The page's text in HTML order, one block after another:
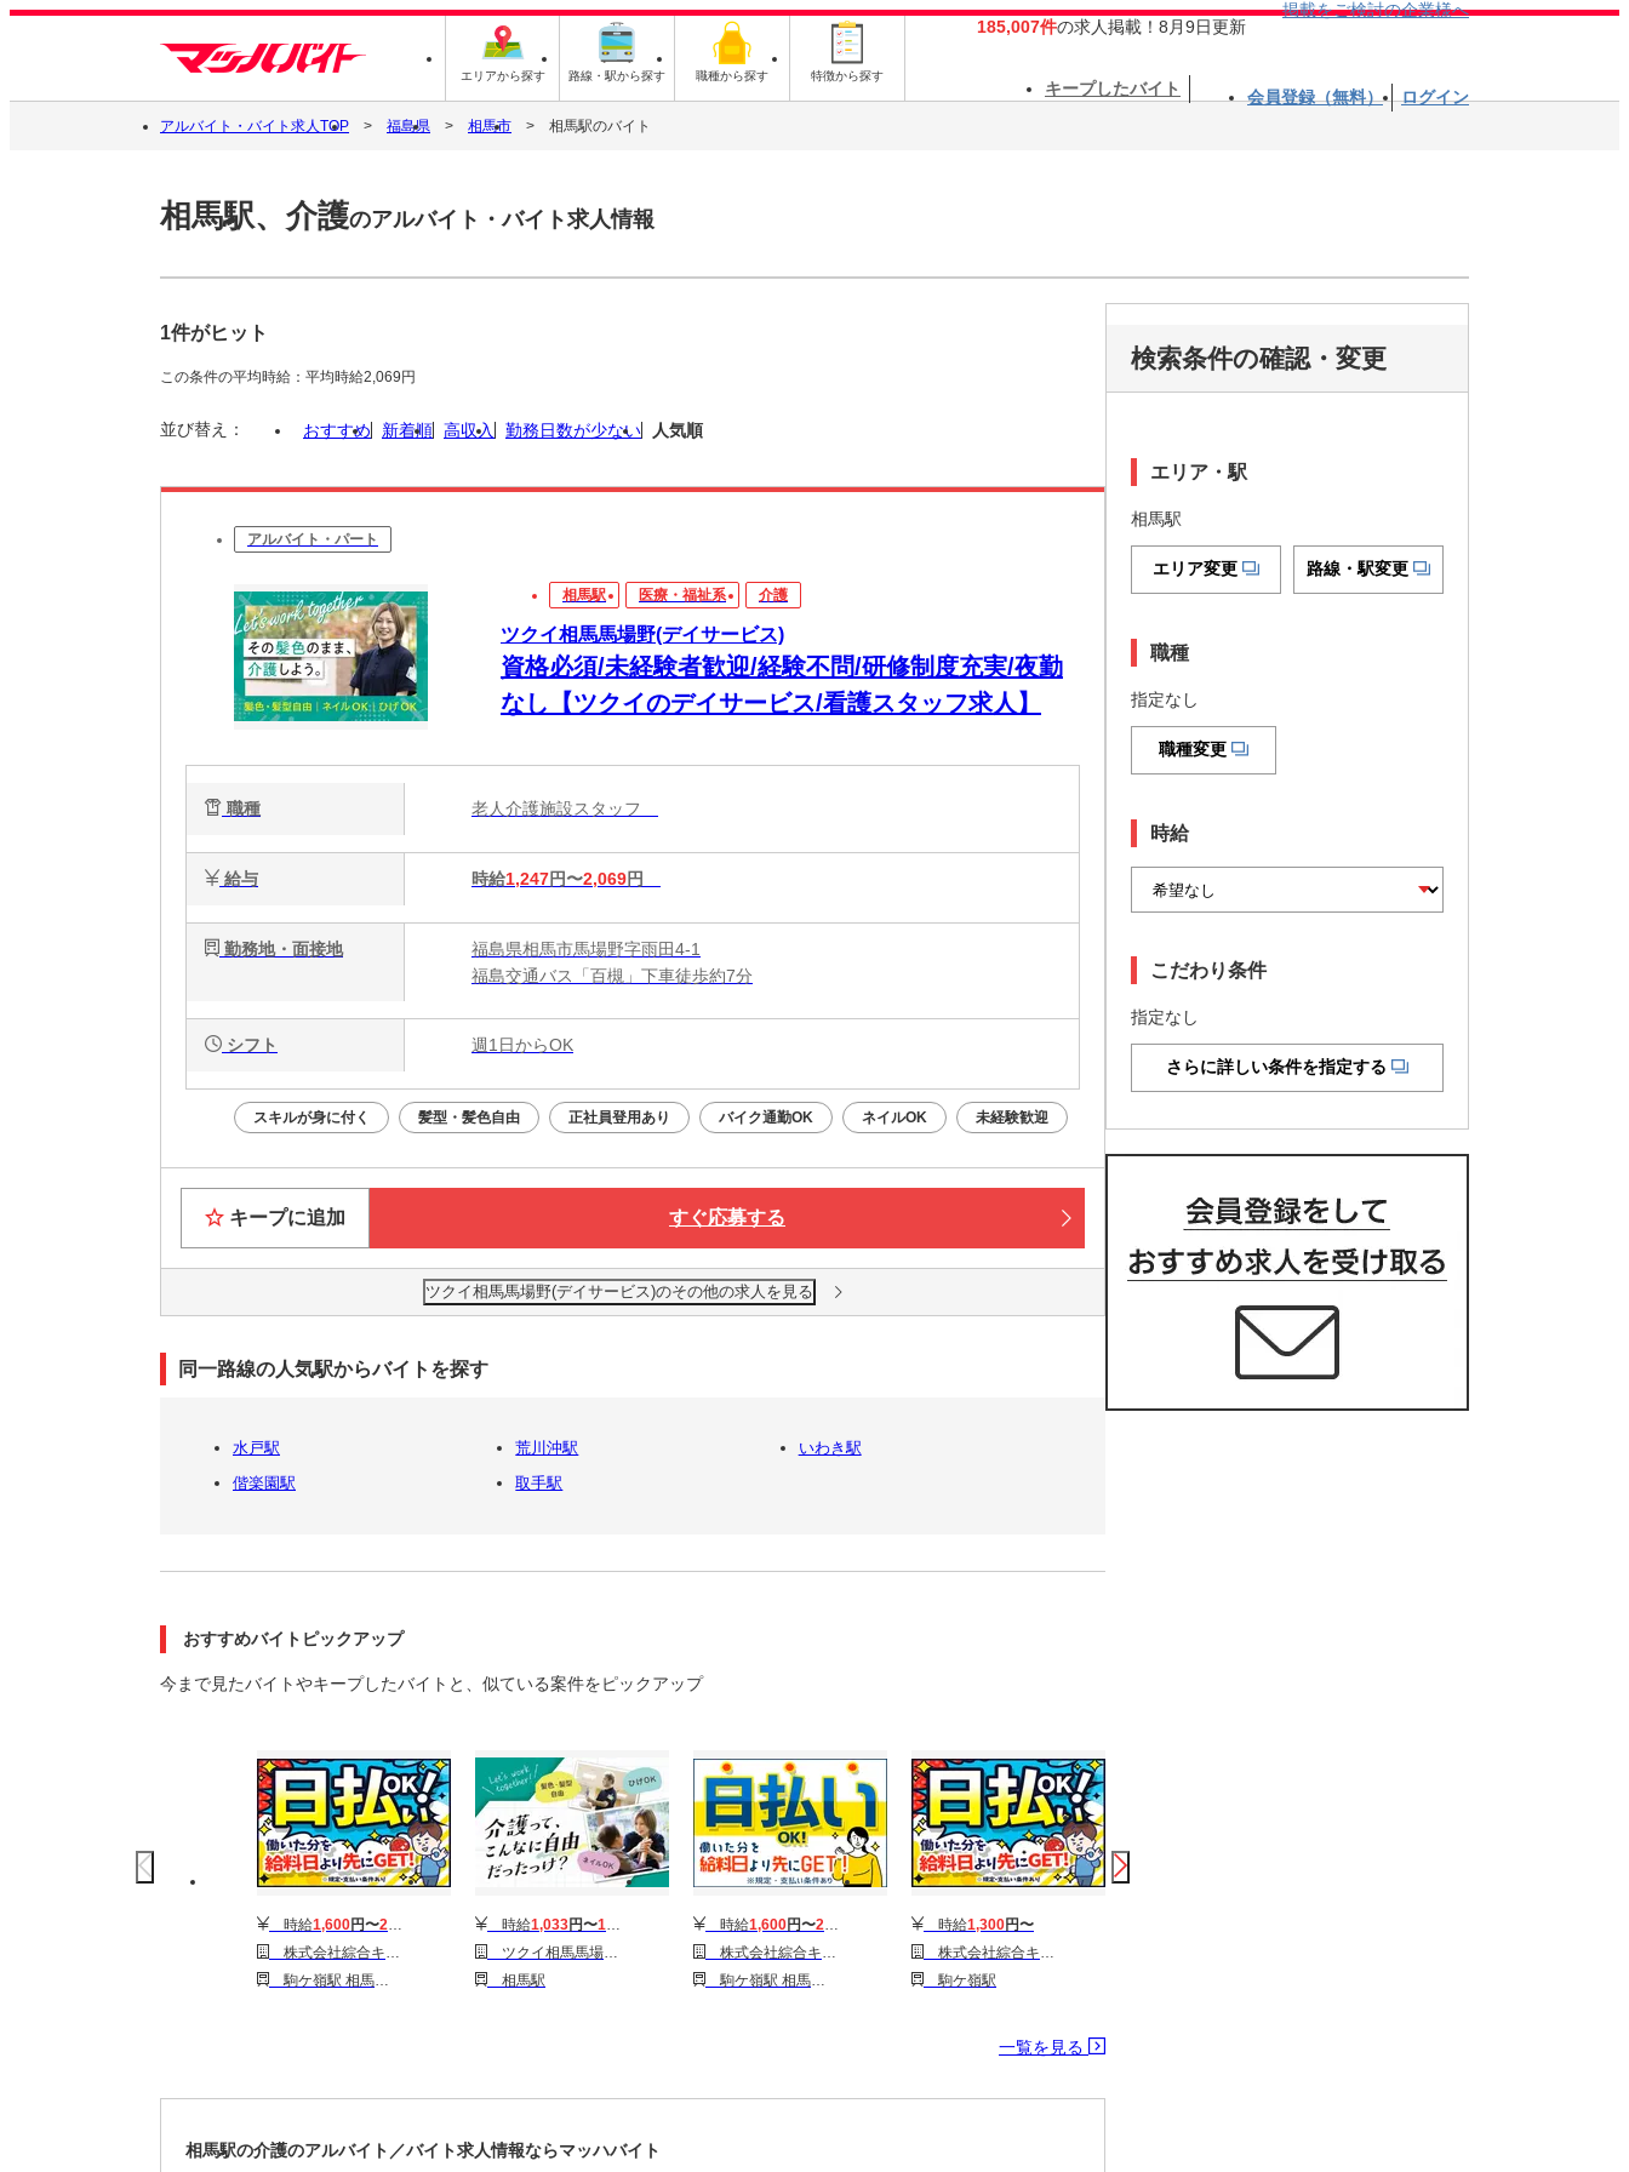
エリアから探す 路線・駅から探す 職種から探す 特徴から探す
185,007件の求人掲載！8月9日更新
掲載をご検討の企業様へ
キープしたバイト 会員登録（無料） ログイン
アルバイト・バイト求人TOP 福島県 相馬市 相馬駅のバイト
相馬駅、介護のアルバイト・バイト求人情報
1件がヒット
この条件の平均時給：平均時給2,069円
並び替え： おすすめ 新着順 高収入 勤務日数が少ない 人気順
アルバイト・パート
相馬駅 医療・福祉系 介護
ツクイ相馬馬場野(デイサービス)
資格必須/未経験者歓迎/経験不問/研修制度充実/夜勤
なし【ツクイのデイサービス/看護スタッフ求人】
職種 老人介護施設スタッフ
給与 時給1,247円〜2,069円
勤務地・面接地
福島県相馬市馬場野字雨田4-1
福島交通バス「百槻」下車徒歩約7分
シフト 週1日からOK
スキルが身に付く 髪型・髪色自由 正社員登用あり バイク通勤OK ネイルOK 未経験歓迎
キープに追加 すぐ応募する
ツクイ相馬馬場野(デイサービス)のその他の求人を見る
同一路線の人気駅からバイトを探す
水戸駅 荒川沖駅
いわき駅
偕楽園駅
取手駅
おすすめバイトピックアップ
今まで見たバイトやキープしたバイトと、似ている案件をピックアップ
時給1,600円〜2,000
株式会社綜合キャリアオプション(1314GH0810G3★75-S)
駒ケ嶺駅 相馬駅 新地駅
時給1,033円〜1,539
ツクイ相馬馬場野(デイサービス)
相馬駅
時給1,600円〜2,000
株式会社綜合キャリアオプション(1314GH0810G3★76-S)
駒ケ嶺駅 相馬駅 新地駅
時給1,300円〜
株式会社綜合キャリアオプション(1314GH0810G3★54-N)
駒ケ嶺駅
一覧を見る
相馬駅の介護のアルバイト／バイト求人情報ならマッハバイト
検索条件の確認・変更
エリア・駅
相馬駅
エリア変更 路線・駅変更
職種
指定なし
職種変更
時給
こだわり条件
指定なし
さらに詳しい条件を指定する